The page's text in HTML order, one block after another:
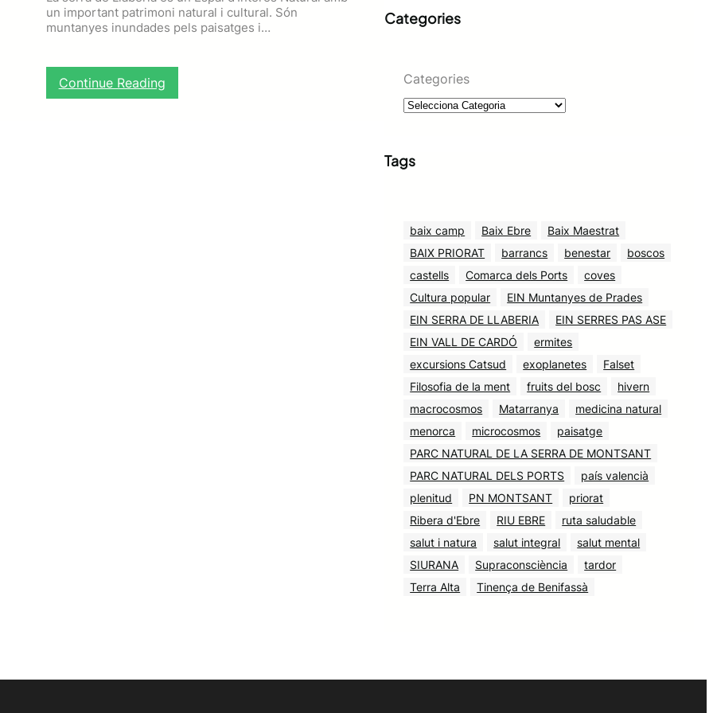
un important patrimoni natural i cultural. Són
muntanyes inundades pels paisatges i…
Continue Reading:
S
Categories
Categories
Tags
baix camp Baix Ebre
Baix Maestrat
BAIX PRIORAT
barrancs benestar
boscos
castells
Comarca dels Ports
coves
Cultura popular
EIN Muntanyes de Prades
EIN SERRA DE LLABERIA
EIN SERRES PAS ASE
EIN VALL DE CARDÓ
ermites
excursions Catsud
exoplanetes
Falset
Filosofia de la ment
fruits del bosc
hivern
macrocosmos
Matarranya
medicina natural
menorca
microcosmos
paisatge
PARC NATURAL DE LA SERRA DE MONTSANT
PARC NATURAL DELS PORTS
país valencià
plenitud
PN MONTSANT
priorat
Ribera d'Ebre
RIU EBRE
ruta saludable
salut i natura
salut integral
salut mental
SIURANA
Supraconsciència
tardor
Terra Alta
Tinença de Benifassà